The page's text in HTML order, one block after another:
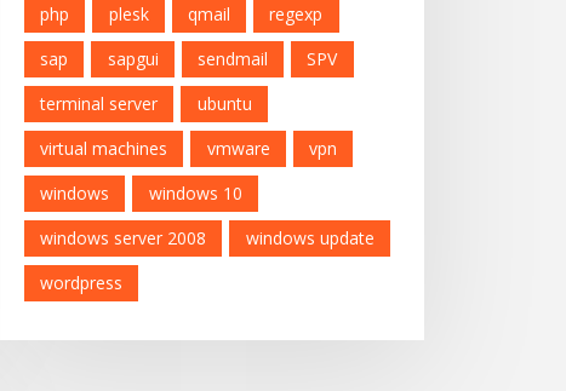
php
plesk qmail
regexp
sap
sapgui sendmail
SPV
terminal server
ubuntu
virtual machines
vmware
vpn
windows
windows 10
windows server 2008
windows update
wordpress